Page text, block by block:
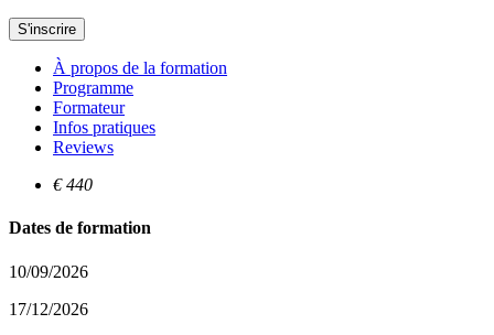
S'inscrire
À propos de la formation
Programme
Formateur
Infos pratiques
Reviews
€ 440
Dates de formation
10/09/2026
17/12/2026